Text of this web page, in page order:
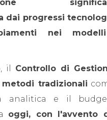
dai progressi
nei
il Controllo di
metodi tradizionali
analitica e il
oggi, con l'avvento